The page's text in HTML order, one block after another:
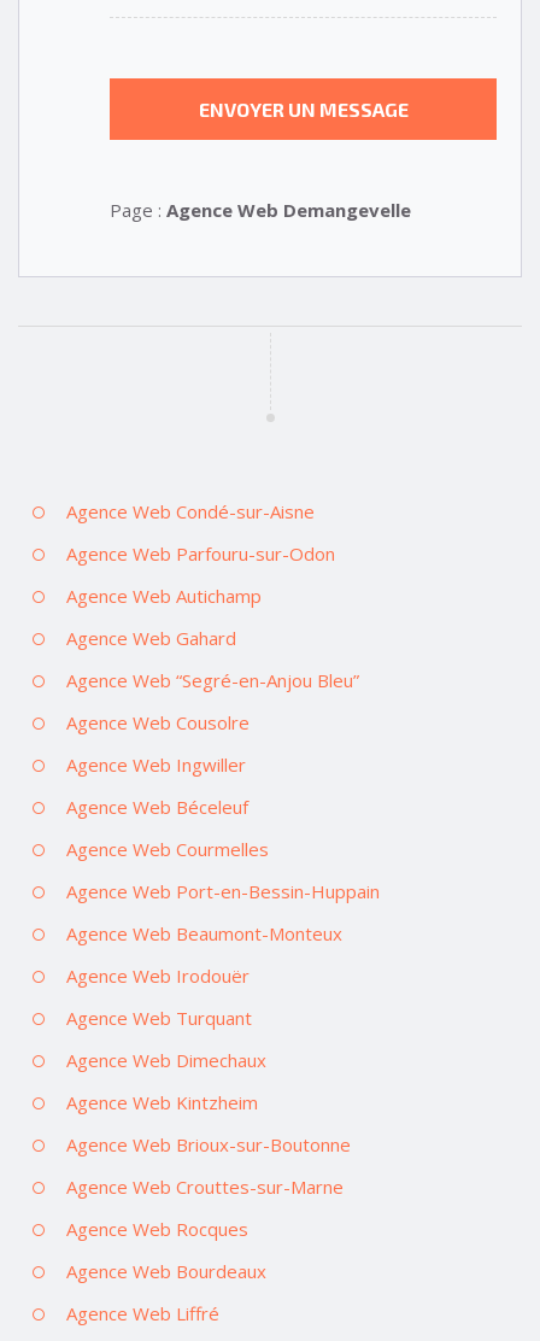
Page : Agence Web Demangevelle
Agence Web Condé-sur-Aisne
Agence Web Parfouru-sur-Odon
Agence Web Autichamp
Agence Web Gahard
Agence Web “Segré-en-Anjou Bleu”
Agence Web Cousolre
Agence Web Ingwiller
Agence Web Béceleuf
Agence Web Courmelles
Agence Web Port-en-Bessin-Huppain
Agence Web Beaumont-Monteux
Agence Web Irodouër
Agence Web Turquant
Agence Web Dimechaux
Agence Web Kintzheim
Agence Web Brioux-sur-Boutonne
Agence Web Crouttes-sur-Marne
Agence Web Rocques
Agence Web Bourdeaux
Agence Web Liffré